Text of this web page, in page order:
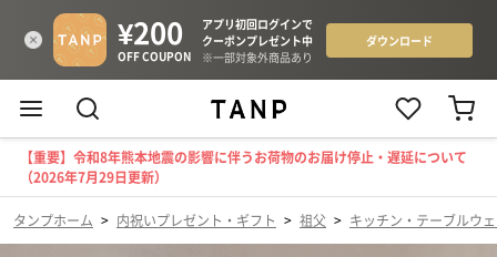
【重要】令和8年熊本地震の影響に伴うお荷物のお届け停止・遅延について
（2026年7月29日更新）
タンプホーム > 内祝いプレゼント・ギフト > 祖父 > キッチン・テーブルウ